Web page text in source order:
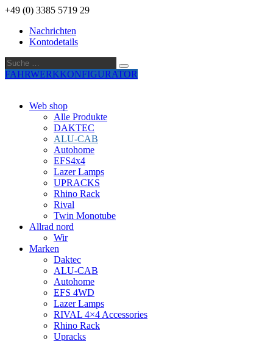
+49 (0) 3385 5719 29
Nachrichten
Kontodetails
Suche
…
Suche
FAHRWERKKONFIGURATOR
Web shop
Alle Produkte
DAKTEC
ALU-CAB
Autohome
EFS4x4
Lazer Lamps
UPRACKS
Rhino Rack
Rival
Twin Monotube
Allrad nord
Wir
Marken
Daktec
ALU-CAB
Autohome
EFS 4WD
Lazer Lamps
RIVAL 4×4 Accessories
Rhino Rack
Upracks